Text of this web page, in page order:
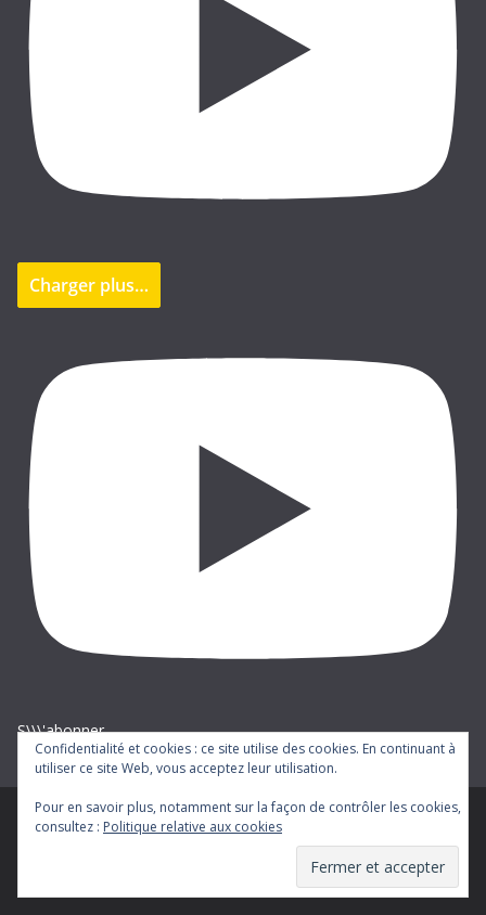
Charger plus…
S\\\'abonner
. Tous droits réservés.
par ThemeGrill. Propulsé parWordPress
Confidentialité et cookies : ce site utilise des cookies. En continuant à
utiliser ce site Web, vous acceptez leur utilisation.
Pour en savoir plus, notamment sur la façon de contrôler les cookies,
consultez : Politique relative aux cookies